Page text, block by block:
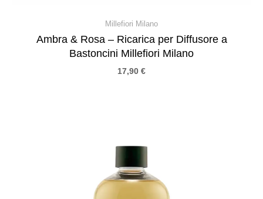
Millefiori Milano
Ambra & Rosa – Ricarica per Diffusore a
Bastoncini Millefiori Milano
17,90 €